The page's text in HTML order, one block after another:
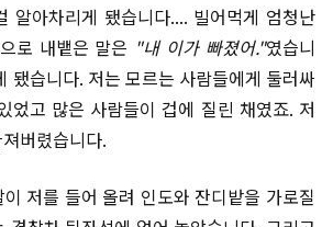
알아차리게 됐습니다.... 빌어먹게 엄청난
로 내뱉은 말은 "내 이가 빠졌어."였습니
됐습니다. 저는 모르는 사람들에게 둘러싸
었고 많은 사람들이 겁에 질린 채였죠. 저
버렸습니다.
저를 들어 올려 인도와 잔디밭을 가로질